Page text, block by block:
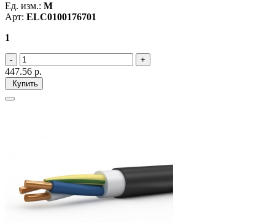
Ед. изм.: М
Арт: ELC0100176701
1
447.56 р.
Купить